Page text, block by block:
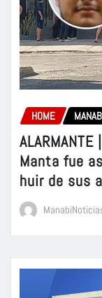
HOME
Manta fue
huir de sus